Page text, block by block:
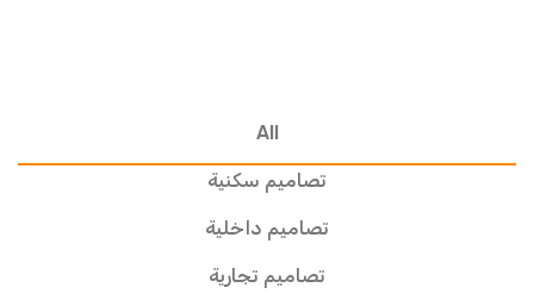
All
تصاميم سكنية
تصاميم داخلية
تصاميم تجارية